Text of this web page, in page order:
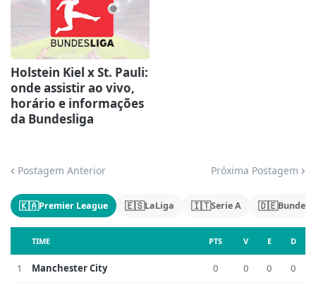
Holstein Kiel x St. Pauli:
onde assistir ao vivo,
horário e informações
da Bundesliga
Postagem Anterior Próxima Postagem
🇰🇦Premier League 🇪🇸LaLiga 🇮🇹Serie A 🇩🇪
TIME PTS V E D
1 Manchester City 0 0 0 0